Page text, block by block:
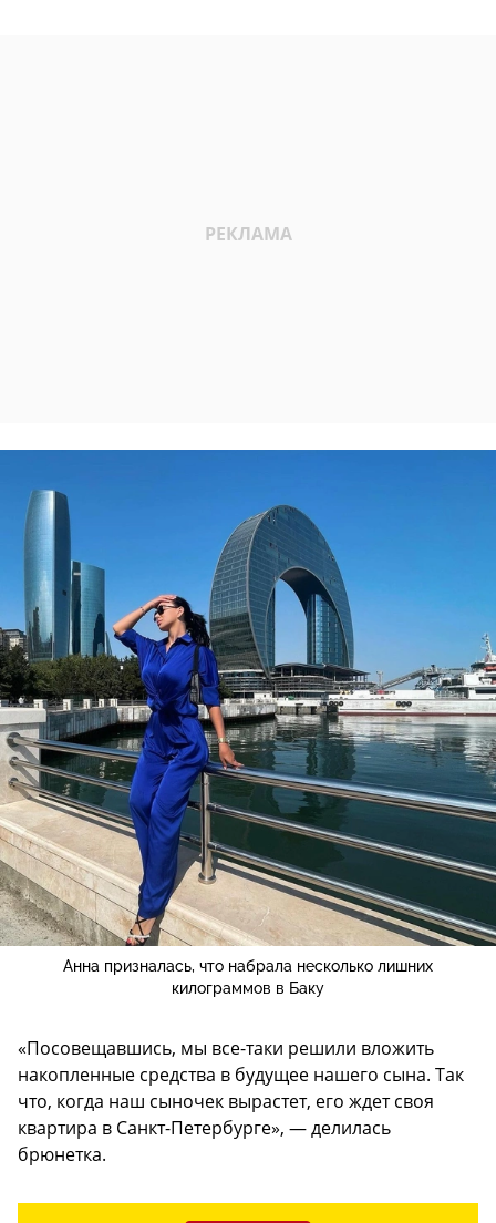
Анна призналась, что набрала несколько лишних
килограммов в Баку
«Посовещавшись, мы все-таки решили вложить
накопленные средства в будущее нашего сына. Так
что, когда наш сыночек вырастет, его ждет своя
квартира в Санкт-Петербурге», — делилась
брюнетка.